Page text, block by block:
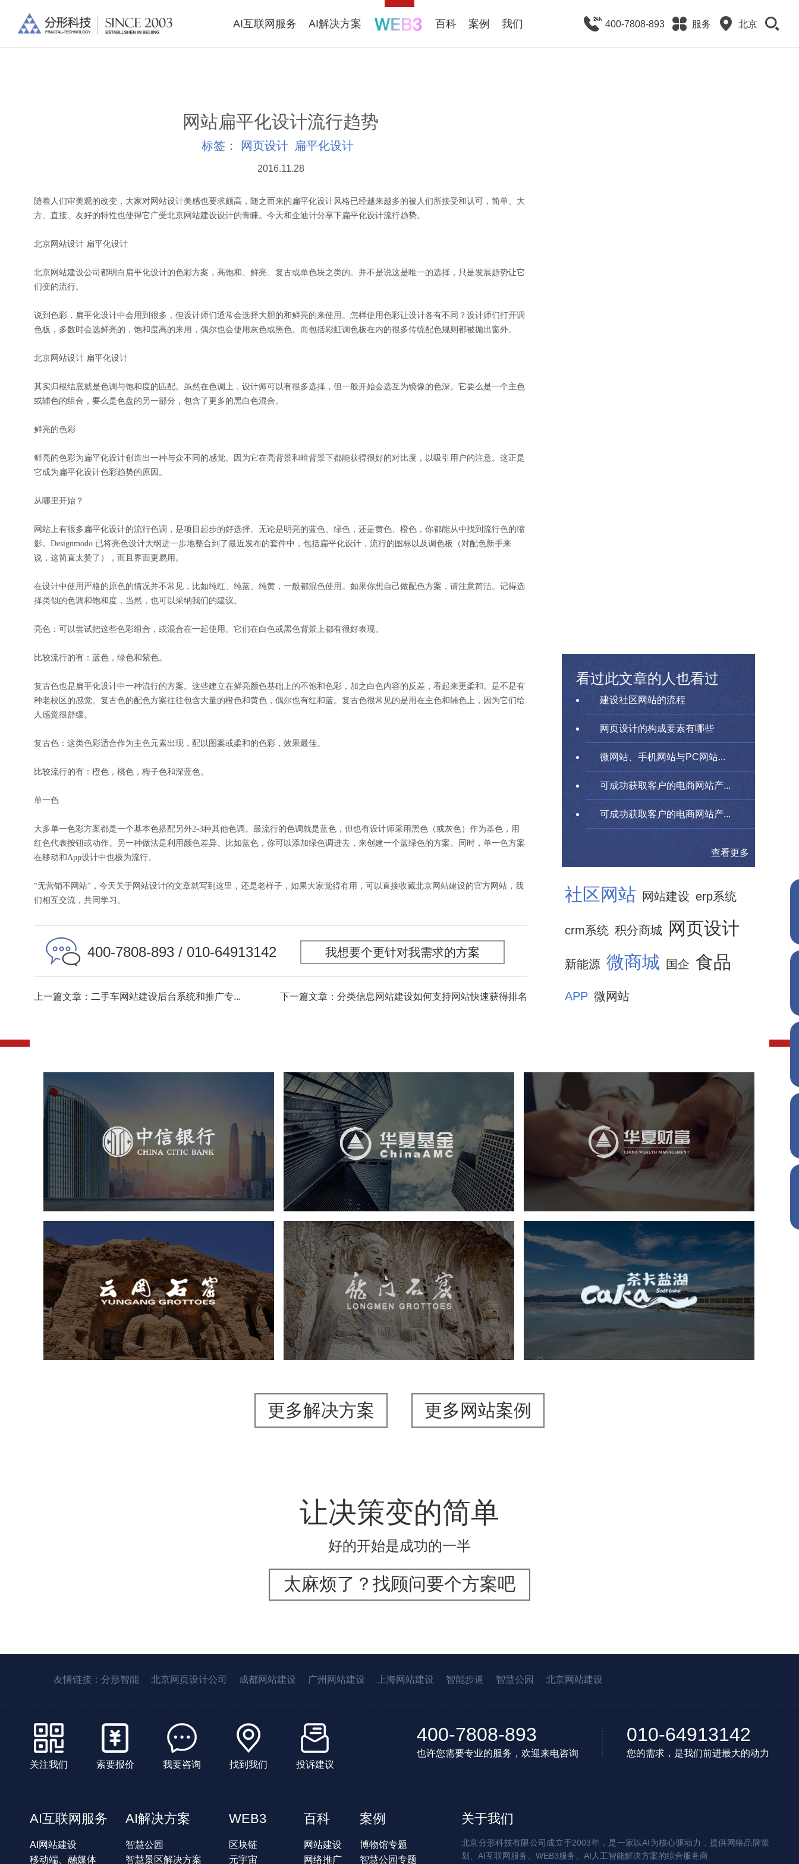
AI互联网服务 AI解决方案 百科 案例 我们 400-7808-893 服务 北京
网站扁平化设计流行趋势
标签： 网页设计 扁平化设计
2016.11.28
随着人们审美观的改变，大家对网站设计美感也要求颇高，随之而来的扁平化设计风格已经越来越多的被人们所接受和认可，简单、大
方、直接、友好的特性也使得它广受北京网站建设设计的青睐。今天和企迪计分享下扁平化设计流行趋势。
北京网站设计 扁平化设计
北京网站建设公司都明白扁平化设计的色彩方案，高饱和、鲜亮、复古或单色块之类的。并不是说这是唯一的选择，只是发展趋势让它
们变的流行。
说到色彩，扁平化设计中会用到很多，但设计师们通常会选择大胆的和鲜亮的来使用。怎样使用色彩让设计各有不同？设计师们打开调
色板，多数时会选鲜亮的，饱和度高的来用，偶尔也会使用灰色或黑色。而包括彩虹调色板在内的很多传统配色规则都被抛出窗外。
北京网站设计 扁平化设计
其实归根结底就是色调与饱和度的匹配。虽然在色调上，设计师可以有很多选择，但一般开始会选互为镜像的色深。它要么是一个主色
或辅色的组合，要么是色盘的另一部分，包含了更多的黑白色混合。
鲜亮的色彩
鲜亮的色彩为扁平化设计创造出一种与众不同的感觉。因为它在亮背景和暗背景下都能获得很好的对比度，以吸引用户的注意。这正是
它成为扁平化设计色彩趋势的原因。
从哪里开始？
网站上有很多扁平化设计的流行色调，是项目起步的好选择。无论是明亮的蓝色、绿色，还是黄色、橙色，你都能从中找到流行色的缩
影。Designmodo 已将亮色设计大纲进一步地整合到了最近发布的套件中，包括扁平化设计，流行的图标以及调色板（对配色新手来
说，这简直太赞了），而且界面更易用。
在设计中使用严格的原色的情况并不常见，比如纯红、纯蓝、纯黄，一般都混色使用。如果你想自己做配色方案，请注意简洁。记得选
择类似的色调和饱和度，当然，也可以采纳我们的建议。
亮色：可以尝试把这些色彩组合，或混合在一起使用。它们在白色或黑色背景上都有很好表现。
比较流行的有：蓝色，绿色和紫色。
复古色也是扁平化设计中一种流行的方案。这些建立在鲜亮颜色基础上的不饱和色彩，加之白色内容的反差，看起来更柔和。是不是有
种老校区的感觉。复古色的配色方案往往包含大量的橙色和黄色，偶尔也有红和蓝。复古色很常见的是用在主色和辅色上，因为它们给
人感觉很舒缓。
复古色：这类色彩适合作为主色元素出现，配以图案或柔和的色彩，效果最佳。
比较流行的有：橙色，桃色，梅子色和深蓝色。
单一色
大多单一色彩方案都是一个基本色搭配另外2-3种其他色调。最流行的色调就是蓝色，但也有设计师采用黑色（或灰色）作为基色，用
红色代表按钮或动作。另一种做法是利用颜色差异。比如蓝色，你可以添加绿色调进去，来创建一个蓝绿色的方案。同时，单一色方案
在移动和App设计中也极为流行。
“无营销不网站”，今天关于网站设计的文章就写到这里，还是老样子，如果大家觉得有用，可以直接收藏北京网站建设的官方网站，我
们相互交流，共同学习。
400-7808-893 / 010-64913142 我想要个更针对我需求的方案
上一篇文章：二手车网站建设后台系统和推广专... 下一篇文章：分类信息网站建设如何支持网站快速获得排名
看过此文章的人也看过
建设社区网站的流程
网页设计的构成要素有哪些
微网站、手机网站与PC网站...
可成功获取客户的电商网站产...
可成功获取客户的电商网站产...
查看更多
社区网站 网站建设 erp系统
crm系统 积分商城 网页设计
新能源 微商城 国企 食品
APP 微网站
银行
华夏基金
金融保险 基金 社区网站
网页设计
业务系统
互动营销
华夏财富
金融保险 社区网站 网页设计 业务系统
云冈石窟
旅游休闲 景区网站建设 品牌官网
网页设计
景区
龙门石窟
旅游休闲 景区网站建设 品牌官网 网页设计
茶卡盐湖
更多解决方案 更多网站案例
让决策变的简单
好的开始是成功的一半
太麻烦了？找顾问要个方案吧
友情链接： 分形智能 北京网页设计公司 成都网站建设 广州网站建设 上海网站建设 智能步道 智慧公园 北京网站建设
关注我们 索要报价 我要咨询 找到我们 投诉建议
400-7808-893
也许您需要专业的服务，欢迎来电咨询
010-64913142
您的需求，是我们前进最大的动力
AI互联网服务
AI网站建设
移动端、融媒体
AI解决方案
智慧公园
智慧景区解决方案
WEB3
区块链
元宇宙
百科
网站建设
网络推广
案例
博物馆专题
智慧公园专题
关于我们
北京分形科技有限公司成立于2003年，是一家以AI为核心驱动力，提供网络品牌策
划、AI互联网服务、WEB3服务、AI人工智能解决方案的综合服务商